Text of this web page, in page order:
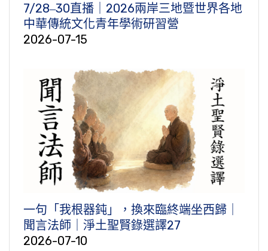
7/28‒30直播｜2026兩岸三地暨世界各地
中華傳統文化青年學術研習營
2026-07-15
一句「我根器鈍」，換來臨終端坐西歸｜
聞言法師｜淨土聖賢錄選譯27
2026-07-10